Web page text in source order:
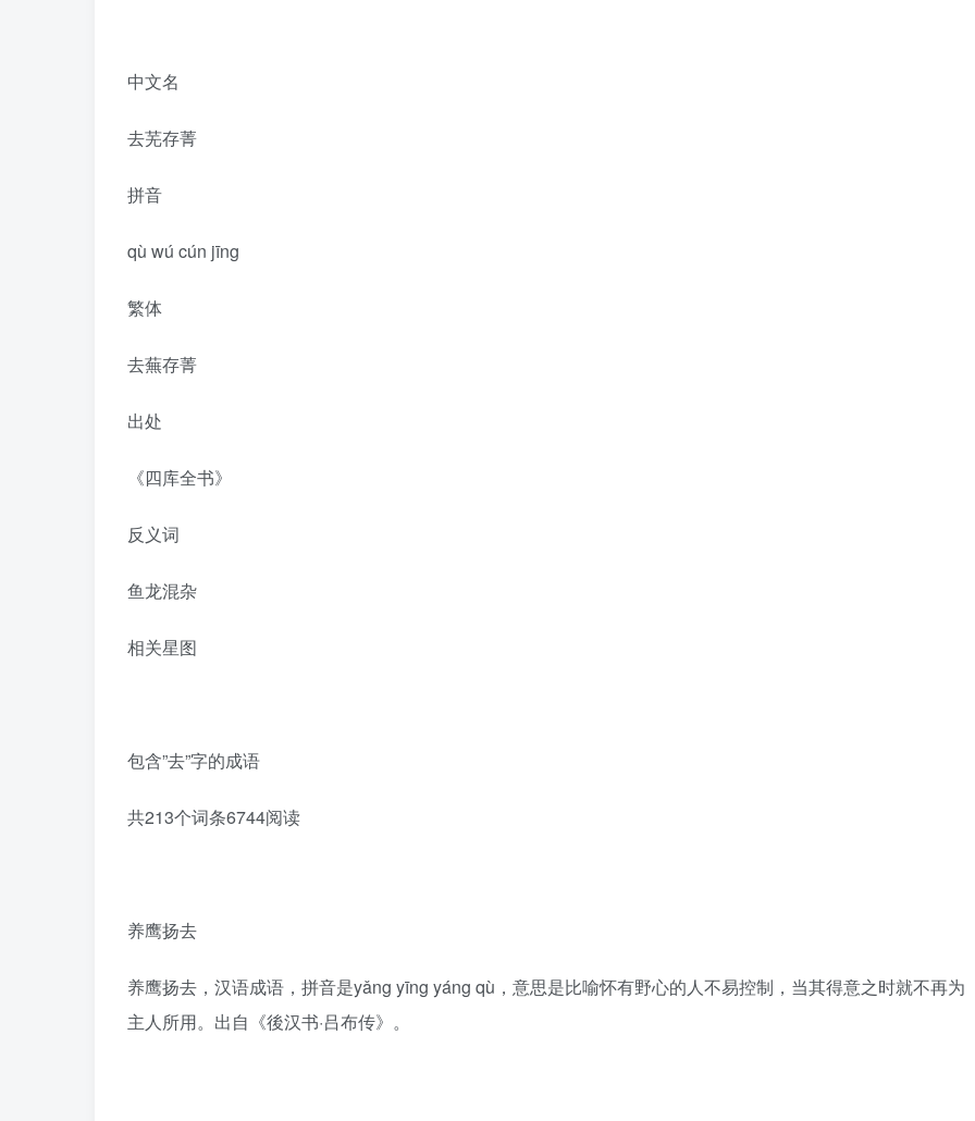
中文名
去芜存菁
拼音
qù wú cún jīng
繁体
去蕪存菁
出处
《四库全书》
反义词
鱼龙混杂
相关星图
包含”去”字的成语
共213个词条6744阅读
养鹰扬去
养鹰扬去，汉语成语，拼音是yǎng yīng yáng qù，意思是比喻怀有野心的人不易控制，当其得意之时就不再为
主人所用。出自《後汉书·吕布传》。